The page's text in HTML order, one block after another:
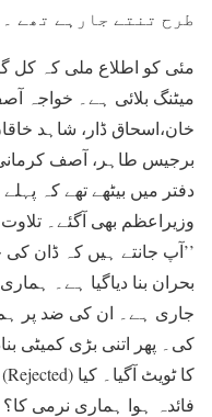
طرح تنتے جارہے تھے ۔
میٹنگ بلائی ہے۔ خواجہ
خان،اسحاق ڈار، شاہد
برجیس طاہر، آصف
دفتر میں بیٹھے تھے کہ
وزیراعظم بھی آگئے۔
’’آپ جانتے ہیں کہ ڈان
بحران بنا دیاگیا ہے۔
جاری ہے۔ ان کی ضد پر ہم
کی۔ پھر اتنی بڑی
فائدہ ہوا ہماری نرمی